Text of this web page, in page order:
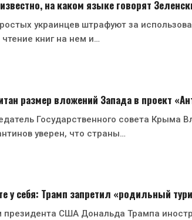
на каком языке говорят
украинцев штрафуют за
книг на нем и…
размер вложений Запада в проект
Государственного совета Крыма
уверен, что страны…
у себя: Трамп запретил «родильный
президента США Дональда Трампа